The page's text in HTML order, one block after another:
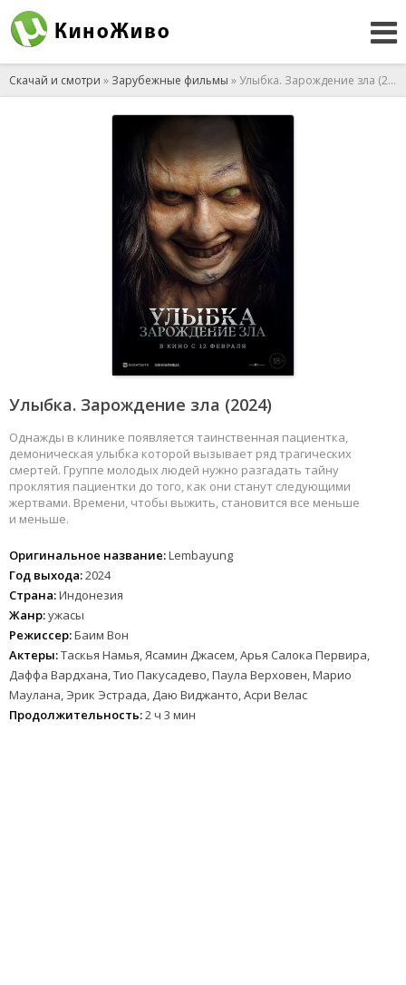
Скачай и смотри » Зарубежные фильмы » Улыбка. Зарождение зла (2024)
Улыбка. Зарождение зла (2024)
Однажды в клинике появляется таинственная пациентка,
демоническая улыбка которой вызывает ряд трагических
смертей. Группе молодых людей нужно разгадать тайну
проклятия пациентки до того, как они станут следующими
жертвами. Времени, чтобы выжить, становится все меньше
и меньше.
Оригинальное название:Lembayung
Год выхода:2024
Страна:Индонезия
Жанр:ужасы
Режиссер:Баим Вон
Актеры:Таскья Намья, Ясамин Джасем, Арья Салока Первира,
Даффа Вардхана, Тио Пакусадево, Паула Верховен, Марио
Маулана, Эрик Эстрада, Даю Виджанто, Асри Велас
Продолжительность:2 ч 3 мин